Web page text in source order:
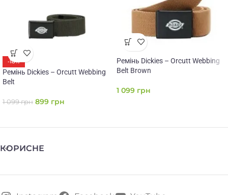
-18%
Ремінь Dickies – Orcutt Webbing
Belt
1 099грн 899 грн
Ремінь Dickies – Orcutt Webbing
Belt Brown
1 099 грн
КОРИСНЕ